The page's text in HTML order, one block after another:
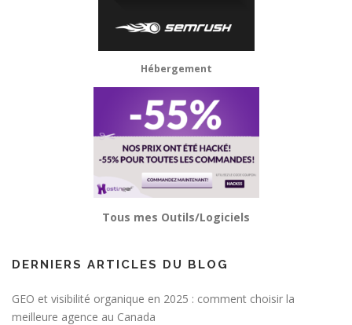
Hébergement
Tous mes Outils/Logiciels
DERNIERS ARTICLES DU BLOG
GEO et visibilité organique en 2025 : comment choisir la
meilleure agence au Canada